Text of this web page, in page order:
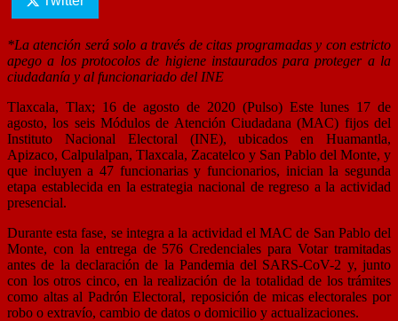
*La atención será solo a través de citas programadas y con estricto
apego a los protocolos de higiene instaurados para proteger a la
ciudadanía y al funcionariado del INE
Tlaxcala, Tlax; 16 de agosto de 2020 (Pulso) Este lunes 17 de
agosto, los seis Módulos de Atención Ciudadana (MAC) fijos del
Instituto Nacional Electoral (INE), ubicados en Huamantla,
Apizaco, Calpulalpan, Tlaxcala, Zacatelco y San Pablo del Monte, y
que incluyen a 47 funcionarias y funcionarios, inician la segunda
etapa establecida en la estrategia nacional de regreso a la actividad
presencial.
Durante esta fase, se integra a la actividad el MAC de San Pablo del
Monte, con la entrega de 576 Credenciales para Votar tramitadas
antes de la declaración de la Pandemia del SARS-CoV-2 y, junto
con los otros cinco, en la realización de la totalidad de los trámites
como altas al Padrón Electoral, reposición de micas electorales por
robo o extravío, cambio de datos o domicilio y actualizaciones.